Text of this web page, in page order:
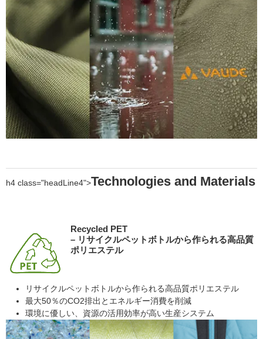
h4 class="headLine4">Technologies and Materials
Recycled PET
– リサイクルペットボトルから作られる高品質
ポリエステル
リサイクルペットボトルから作られる高品質ポリエステル
最大50％のCO2排出とエネルギー消費を削減
環境に優しい、資源の活用効率が高い生産システム